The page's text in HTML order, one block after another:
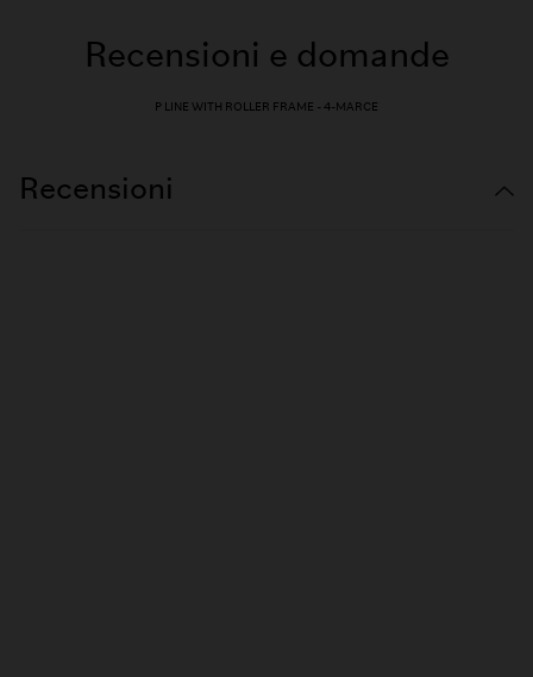
Recensioni e domande
P LINE WITH ROLLER FRAME - 4-MARCE
Recensioni